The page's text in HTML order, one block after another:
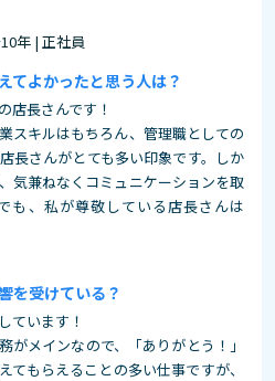
年 | 正社員
てよかったと思う人は？
店長さんです！
スキルはもちろん、管理職としての
長さんがとても多い印象です。しか
気兼ねなくコミュニケーションを取
も、私が尊敬している店長さんは
を受けている？
ています！
がメインなので、「ありがとう！」
てもらえることの多い仕事ですが、